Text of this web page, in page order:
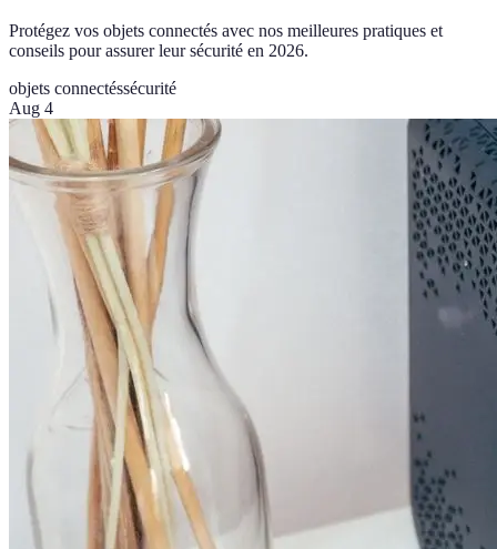
Protégez vos objets connectés avec nos meilleures pratiques et
conseils pour assurer leur sécurité en 2026.
objets connectéssécurité
Aug 4